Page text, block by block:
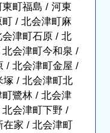
町福島 / 河東
/ 北会津町麻
津町石原 / 北
会津町今和泉 /
/ 北会津町金屋 /
塚 / 北会津町北
鷺林 / 北会津
会津町下野 /
在家 / 北会津町